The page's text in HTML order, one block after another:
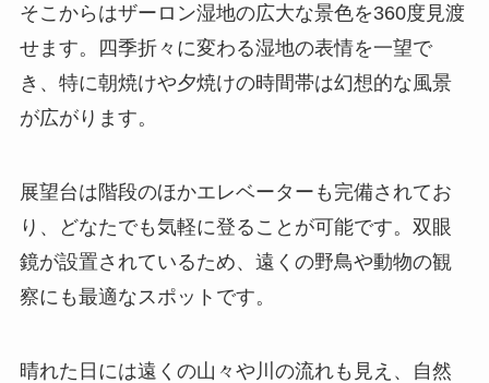
そこからはザーロン湿地の広大な景色を360度見渡
せます。四季折々に変わる湿地の表情を一望で
き、特に朝焼けや夕焼けの時間帯は幻想的な風景
が広がります。
展望台は階段のほかエレベーターも完備されてお
り、どなたでも気軽に登ることが可能です。双眼
鏡が設置されているため、遠くの野鳥や動物の観
察にも最適なスポットです。
晴れた日には遠くの山々や川の流れも見え、自然